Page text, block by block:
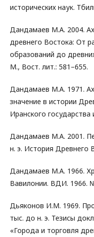
исторических наук.
Дандамаев М.А. 2004.
древнего Востока: От
образований до
М., Вост. лит.: 581–655.
Дандамаев М.А. 1971.
значение в истории
Иранского
Дандамаев М.А. 2001.
н. э. История Древнего
Дандамаев М.А. 1966.
Вавилонии. ВДИ. 1966.
Дьяконов И.М. 1969.
тыс. до н. э. Тезисы
«Города и торговля